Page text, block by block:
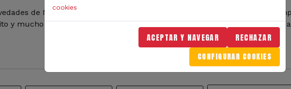
de MotorLand Aragón. Aquí encontrarás noticias sobre eventos,
y mucho más. Filtra por categoría o tipo de contenido y no te pierdas
cookies
ACEPTAR Y NAVEGAR RECHAZAR
CONFIGURAR COOKIES